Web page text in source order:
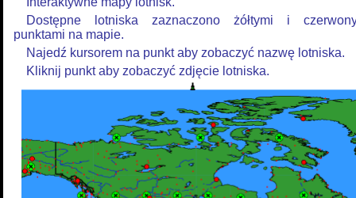
Dostępne lotniska zaznaczono żółtymi i
punktami na mapie.
Najedź kursorem na punkt aby zobaczyć nazwę lotniska.
Kliknij punkt aby zobaczyć zdjęcie lotniska.